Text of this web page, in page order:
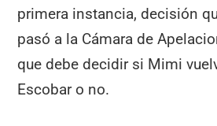
primera instancia, decisión
pasó a la Cámara de
que debe decidir si Mimi
Escobar o no.